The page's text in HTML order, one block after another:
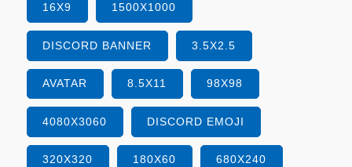
16X9 1500X1000
DISCORD BANNER 3.5X2.5
AVATAR 8.5X11 98X98
4080X3060 DISCORD EMOJI
320X320 180X60 680X240